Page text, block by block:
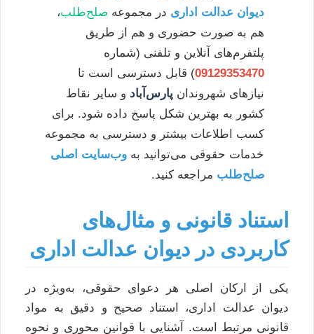
دیوان عدالت اداری در مجموعه صلح‌طلب،
هم به صورت حضوری و هم از طریق
پلتفرم‌های آنلاین و تلفنی (شماره
09129353470) قابل دسترسی است تا
نیازهای شهروندان پارس‌آباد و سایر نقاط
کشور به بهترین شکل پاسخ داده شود. برای
کسب اطلاعات بیشتر و دسترسی به مجموعه
خدمات حقوقی می‌توانید به وب‌سایت اصلی
صلح‌طلب مراجعه کنید.
استناد قانونی و مثال‌های
کاربردی در دیوان عدالت اداری
یکی از ارکان اصلی هر دعوای حقوقی، به‌ویژه در
دیوان عدالت اداری، استناد صحیح و دقیق به مواد
قانونی مرتبط است. آشنایی با قوانین محوری و نحوه